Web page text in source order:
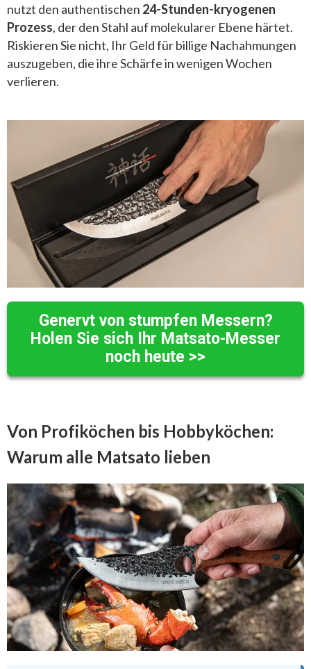
nutzt den authentischen 24-Stunden-kryogenen
Prozess, der den Stahl auf molekularer Ebene härtet.
Riskieren Sie nicht, Ihr Geld für billige Nachahmungen
auszugeben, die ihre Schärfe in wenigen Wochen
verlieren.
Genervt von stumpfen Messern?
Holen Sie sich Ihr Matsato-Messer
noch heute >>
Von Profiköchen bis Hobbyköchen:
Warum alle Matsato lieben